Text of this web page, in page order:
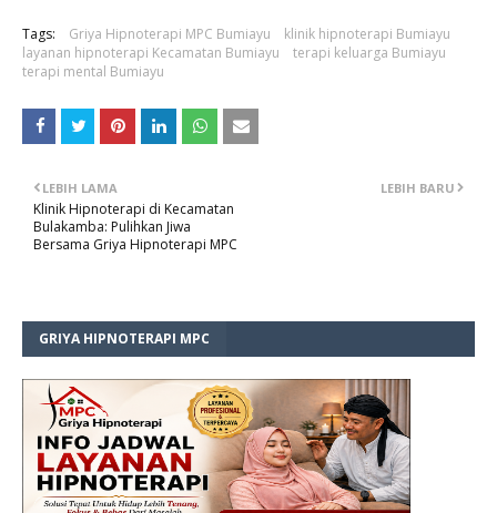
Tags: Griya Hipnoterapi MPC Bumiayu
klinik hipnoterapi Bumiayu
layanan hipnoterapi Kecamatan Bumiayu
terapi keluarga Bumiayu
terapi mental Bumiayu
LEBIH BARU
LEBIH LAMA
Klinik Hipnoterapi di Kecamatan
Bulakamba: Pulihkan Jiwa
Bersama Griya Hipnoterapi MPC
GRIYA HIPNOTERAPI MPC